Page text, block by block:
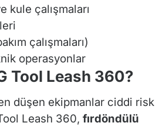
kule çalışmaları
çalışmaları)
operasyonlar
Tool Leash 360?
düşen ekipmanlar ciddi risk
Leash 360, fırdöndülü